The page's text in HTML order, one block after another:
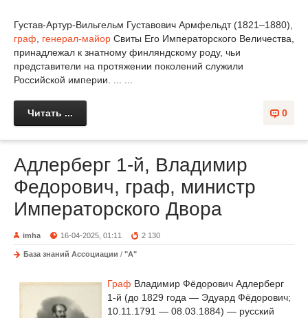
Густав-Артур-Вильгельм Густавович Армфельдт (1821–1880),
граф
генерал-майор Свиты Его Императорского Величества,
принадлежал к знатному финляндскому роду, чьи
представители на протяжении поколений служили
Российской империи. ... ...
0
Читать ...
Адлерберг 1-й, Владимир
Федорович, граф, министр
Императорского Двора
imha 16-04-2025, 01:11 2 130
База знаний Ассоциации / "А"
Граф Владимир Фёдорович Адлерберг
1-й (до 1829 года — Эдуард Фёдорович;
10.11.1791 — 08.03.1884) — русский